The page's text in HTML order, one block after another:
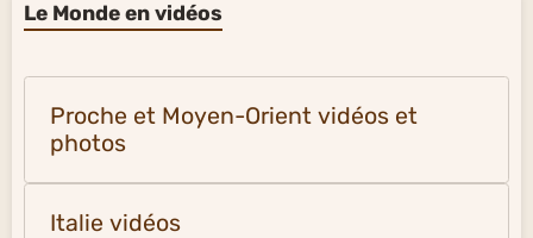
Le Monde en vidéos
Proche et Moyen-Orient vidéos et
photos
Italie vidéos